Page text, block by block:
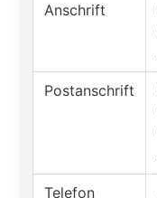
Anschrift
Postanschrift
Telefon